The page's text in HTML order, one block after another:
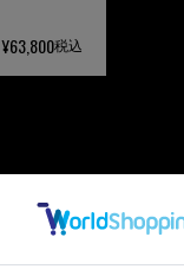
¥63,800税込